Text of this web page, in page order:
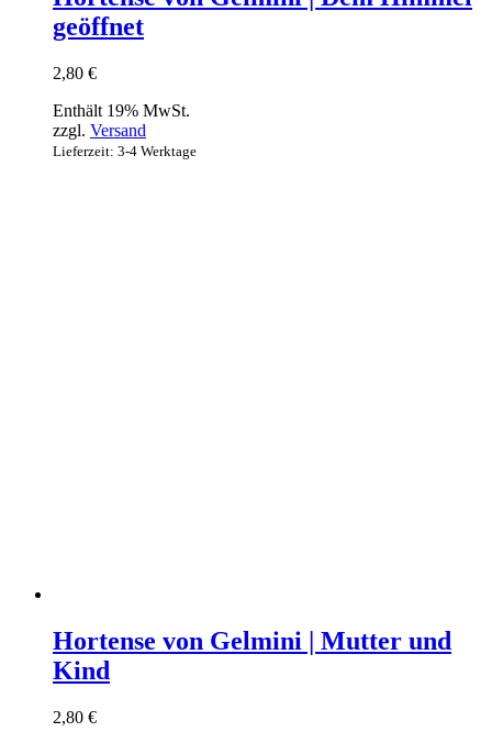
geöffnet
2,80 €
Enthält 19% MwSt.
zzgl. Versand
Lieferzeit: 3-4 Werktage
Hortense von Gelmini | Mutter und
Kind
2,80 €